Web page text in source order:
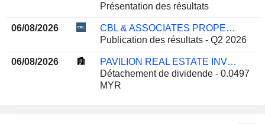
Présentation des résultats
06/08/2026
CBL & ASSOCIATES PROPERTIES, INC.
Publication des résultats - Q2 2026
06/08/2026
PAVILION REAL ESTATE INVESTMENT TRUST
Détachement de dividende - 0.0497
MYR